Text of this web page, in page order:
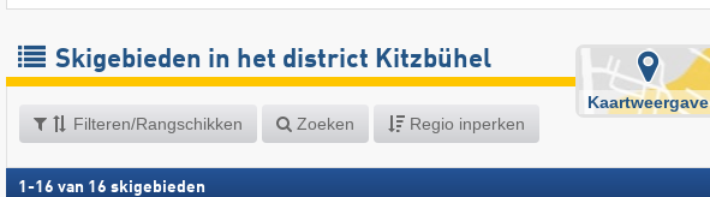
Skigebieden in het district Kitzbühel
Filteren/Rangschikken Zoeken Regio inperken
Kaartweergave
1 -16 van 16 skigebieden